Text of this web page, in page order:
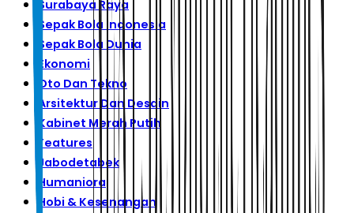
Surabaya Raya
Sepak Bola Indonesia
Sepak Bola Dunia
Ekonomi
Oto Dan Tekno
Arsitektur Dan Desain
Kabinet Merah Putih
Features
Jabodetabek
Humaniora
Hobi & Kesenangan